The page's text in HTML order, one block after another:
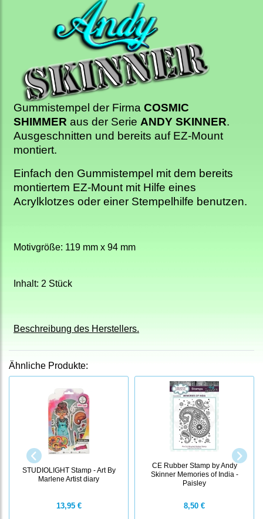
Gummistempel der Firma COSMIC
SHIMMER aus der Serie ANDY SKINNER.
Ausgeschnitten und bereits auf EZ-Mount
montiert.
Einfach den Gummistempel mit dem bereits
montiertem EZ-Mount mit Hilfe eines
Acrylklotzes oder einer Stempelhilfe benutzen.
Motivgröße: 119 mm x 94 mm
Inhalt: 2 Stück
Beschreibung des Herstellers.
Ähnliche Produkte:
STUDIOLIGHT Stamp - Art By
Marlene Artist diary
13,95 €
CE Rubber Stamp by Andy
Skinner Memories of India -
Paisley
8,50 €